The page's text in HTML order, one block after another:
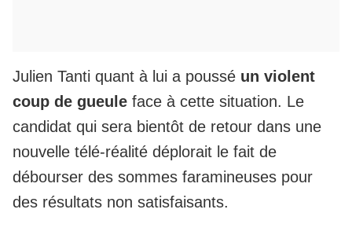
Julien Tanti quant à lui a poussé un violent
coup de gueule face à cette situation. Le
candidat qui sera bientôt de retour dans une
nouvelle télé-réalité déplorait le fait de
débourser des sommes faramineuses pour
des résultats non satisfaisants.